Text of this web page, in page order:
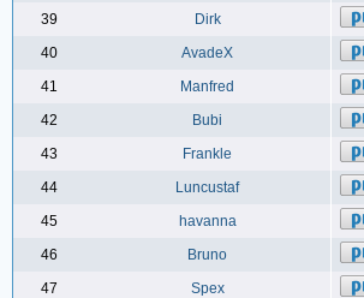
39
Dirk
40
AvadeX
41
Manfred
42
Bubi
43
Frankle
44
Luncustaf
45
havanna
46
Bruno
47
Spex